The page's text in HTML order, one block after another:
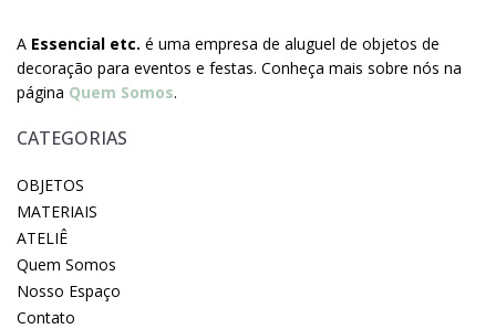
A Essencial etc. é uma empresa de aluguel de objetos de
decoração para eventos e festas. Conheça mais sobre nós na
página Quem Somos.
CATEGORIAS
OBJETOS
MATERIAIS
ATELIÊ
Quem Somos
Nosso Espaço
Contato